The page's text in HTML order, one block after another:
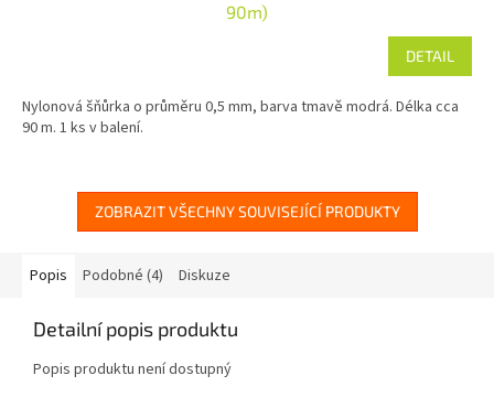
90m)
DETAIL
Nylonová šňůrka o průměru 0,5 mm, barva tmavě modrá. Délka cca
90 m. 1 ks v balení.
ZOBRAZIT VŠECHNY SOUVISEJÍCÍ PRODUKTY
Popis Podobné (4) Diskuze
Detailní popis produktu
Popis produktu není dostupný